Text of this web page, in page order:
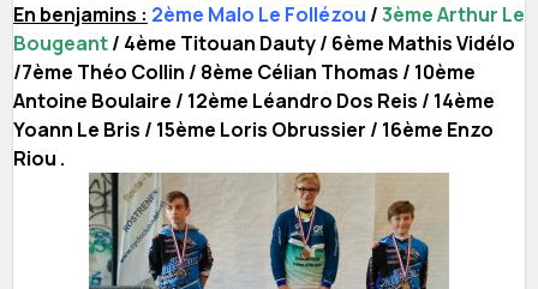
En benjamins : 2ème Malo Le Follézou /3ème Arthur Le
Bougeant/ 4ème Titouan Dauty / 6ème Mathis Vidélo
/7ème Théo Collin / 8ème Célian Thomas / 10ème
Antoine Boulaire / 12ème Léandro Dos Reis / 14ème
Yoann Le Bris / 15ème Loris Obrussier / 16ème Enzo
Riou .